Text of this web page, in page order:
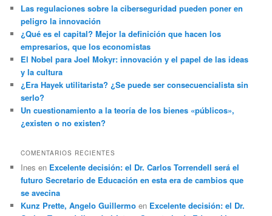
Las regulaciones sobre la ciberseguridad pueden poner en
peligro la innovación
¿Qué es el capital? Mejor la definición que hacen los
empresarios, que los economistas
El Nobel para Joel Mokyr: innovación y el papel de las ideas
y la cultura
¿Era Hayek utilitarista? ¿Se puede ser consecuencialista sin
serlo?
Un cuestionamiento a la teoría de los bienes «públicos»,
¿existen o no existen?
COMENTARIOS RECIENTES
Ines en Excelente decisión: el Dr. Carlos Torrendell será el
futuro Secretario de Educación en esta era de cambios que
se avecina
Kunz Prette, Angelo Guillermo en Excelente decisión: el Dr.